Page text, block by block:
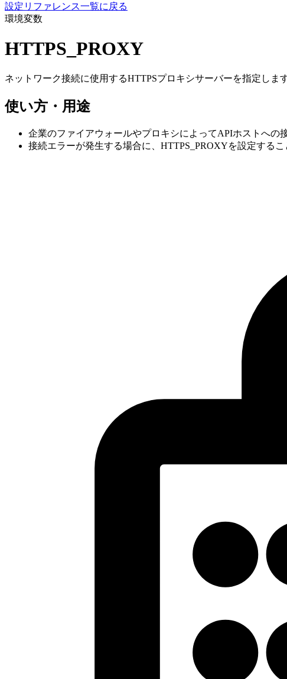
設定リファレンス一覧に戻る
環境変数
HTTPS_PROXY
ネットワーク接続に使用するHTTPSプロキシサーバーを指定します
使い方・用途
企業のファイアウォールやプロキシによってAPIホストへの
接続エラーが発生する場合に、HTTPS_PROXYを設定する